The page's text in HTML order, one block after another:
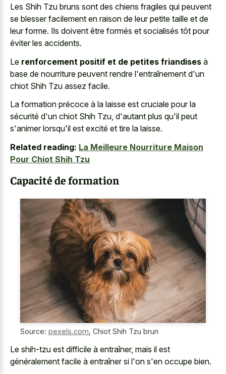
Les Shih Tzu bruns sont des chiens fragiles qui peuvent
se blesser facilement en raison de leur petite taille et de
leur forme. Ils doivent être formés et socialisés tôt pour
éviter les accidents.
Le renforcement positif et de petites friandises à
base de nourriture peuvent rendre l'entraînement d'un
chiot Shih Tzu assez facile.
La formation précoce à la laisse est cruciale pour la
sécurité d'un chiot Shih Tzu, d'autant plus qu'il peut
s'animer lorsqu'il est excité et tire la laisse.
Related reading: La Meilleure Nourriture Maison
Pour Chiot Shih Tzu
Capacité de formation
Source: pexels.com, Chiot Shih Tzu brun
Le shih-tzu est difficile à entraîner, mais il est
généralement facile à entraîner si l'on s'en occupe bien.